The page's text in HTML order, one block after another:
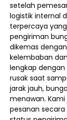
setelah
logistik internal
terpercaya
pengiriman
dikemas
kelembaban
lengkap
rusak saat
jarak jauh,
menawan.
pesanan